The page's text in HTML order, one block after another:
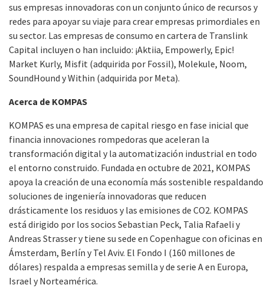
sus empresas innovadoras con un conjunto único de recursos y
redes para apoyar su viaje para crear empresas primordiales en
su sector. Las empresas de consumo en cartera de Translink
Capital incluyen o han incluido: ¡Aktiia, Empowerly, Epic!
Market Kurly, Misfit (adquirida por Fossil), Molekule, Noom,
SoundHound y Within (adquirida por Meta).
Acerca de KOMPAS
KOMPAS es una empresa de capital riesgo en fase inicial que
financia innovaciones rompedoras que aceleran la
transformación digital y la automatización industrial en todo
el entorno construido. Fundada en octubre de 2021, KOMPAS
apoya la creación de una economía más sostenible respaldando
soluciones de ingeniería innovadoras que reducen
drásticamente los residuos y las emisiones de CO2. KOMPAS
está dirigido por los socios Sebastian Peck, Talia Rafaeli y
Andreas Strasser y tiene su sede en Copenhague con oficinas en
Ámsterdam, Berlín y Tel Aviv. El Fondo I (160 millones de
dólares) respalda a empresas semilla y de serie A en Europa,
Israel y Norteamérica.